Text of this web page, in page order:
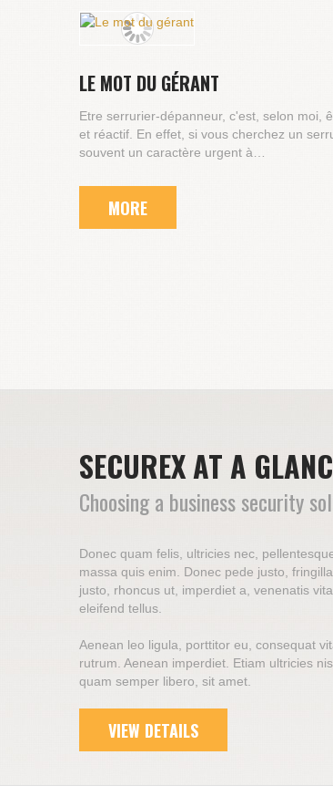
LE MOT DU GÉRANT
Etre serrurier-dépanneur, c'est, selon moi,
et réactif. En effet, si vous cherchez un
souvent un caractère urgent à…
MORE
SECUREX AT A
Choosing a business security
Donec quam felis, ultricies nec,
massa quis enim. Donec pede justo,
justo, rhoncus ut, imperdiet a, venenatis
eleifend tellus.
Aenean leo ligula, porttitor eu, consequat
rutrum. Aenean imperdiet. Etiam ultricies
quam semper libero, sit amet.
VIEW DETAILS